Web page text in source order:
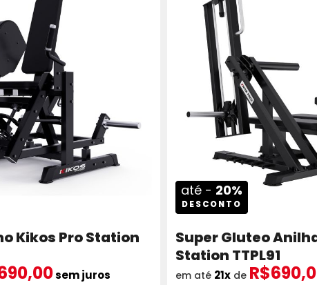
Kikos Pro Station
sem juros
até - 20%
DESCONTO
Super Gluteo
Station TTPL91
em até 21xde